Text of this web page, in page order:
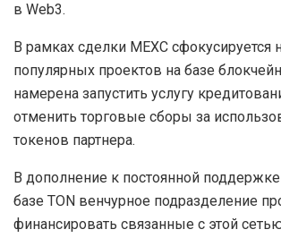
в Web3.
В рамках сделки MEXC
популярных проектов на базе
намерена запустить услугу
отменить торговые сборы за
токенов партнера.
В дополнение к постоянной
базе TON венчурное подразделение
финансировать связанные с этой